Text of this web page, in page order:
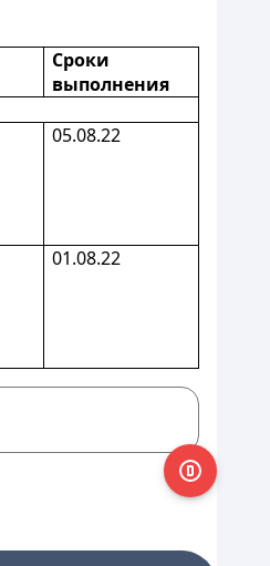
Сроки
выполнения
05.08.22
01.08.22